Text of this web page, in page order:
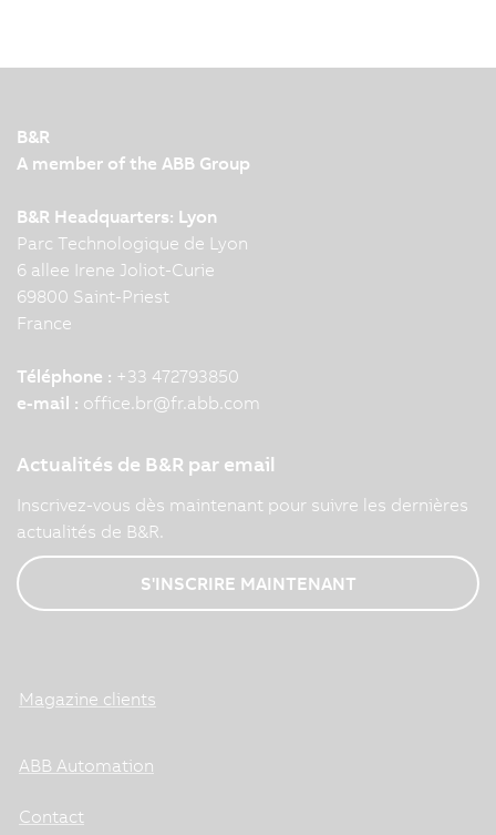
B&R
A member of the ABB Group
B&R Headquarters: Lyon
Parc Technologique de Lyon
6 allee Irene Joliot-Curie
69800 Saint-Priest
France
Téléphone : +33 472793850
e-mail : office.br@fr.abb.com
Actualités de B&R par email
Inscrivez-vous dès maintenant pour suivre les dernières
actualités de B&R.
S'INSCRIRE MAINTENANT
Magazine clients
ABB Automation
Contact